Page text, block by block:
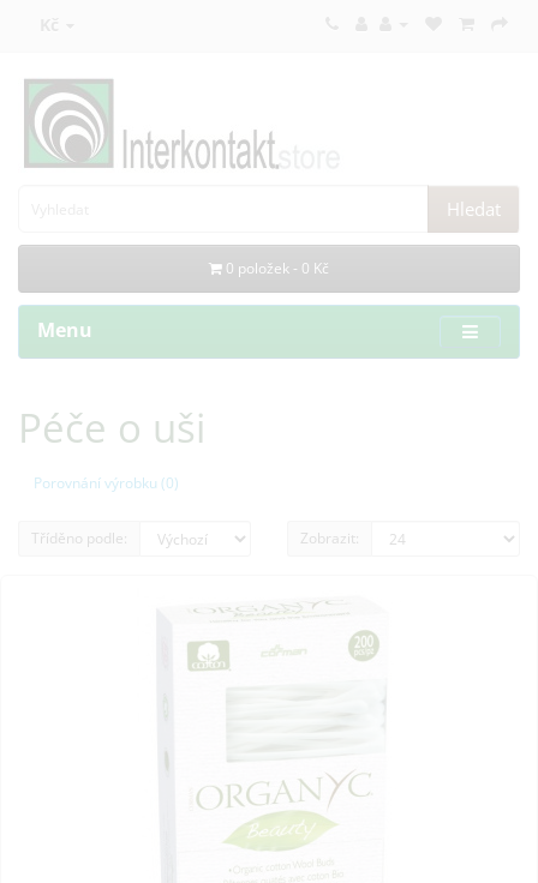
Kč
Hledat
0 položek - 0 Kč
Menu
Péče o uši
Porovnání výrobku (0)
Tříděno podle: Zobrazit: